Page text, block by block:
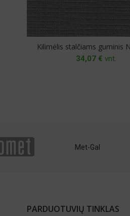
Kilimėlis stalčiams guminis
34,07 € vnt.
POLI-ECO
PARDUOTUVIŲ TINKLAS